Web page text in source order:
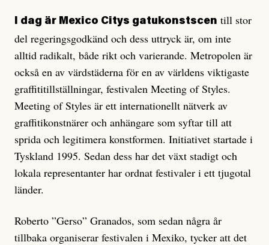
I dag är Mexico Citys gatukonstscen till stor
del regeringsgodkänd och dess uttryck är, om inte
alltid radikalt, både rikt och varierande. Metropolen är
också en av värdstäderna för en av världens viktigaste
graffititillställningar, festivalen Meeting of Styles.
Meeting of Styles är ett internationellt nätverk av
graffitikonstnärer och anhängare som syftar till att
sprida och legitimera konstformen. Initiativet startade i
Tyskland 1995. Sedan dess har det växt stadigt och
lokala representanter har ordnat festivaler i ett tjugotal
länder.
Roberto ”Gerso” Granados, som sedan några år
tillbaka organiserar festivalen i Mexiko, tycker att det